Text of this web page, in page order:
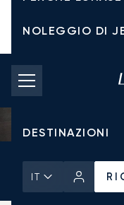
NOLEGGIO DI
TARIFFE DI
JET PRIVATI
DESTINAZIONI
IT
RICHIEDI
Pagina Iniziale Notizie e